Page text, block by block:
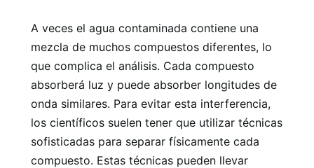
A veces el agua contaminada contiene una
mezcla de muchos compuestos diferentes, lo
que complica el análisis. Cada compuesto
absorberá luz y puede absorber longitudes de
onda similares. Para evitar esta interferencia,
los científicos suelen tener que utilizar técnicas
sofisticadas para separar físicamente cada
compuesto. Estas técnicas pueden llevar